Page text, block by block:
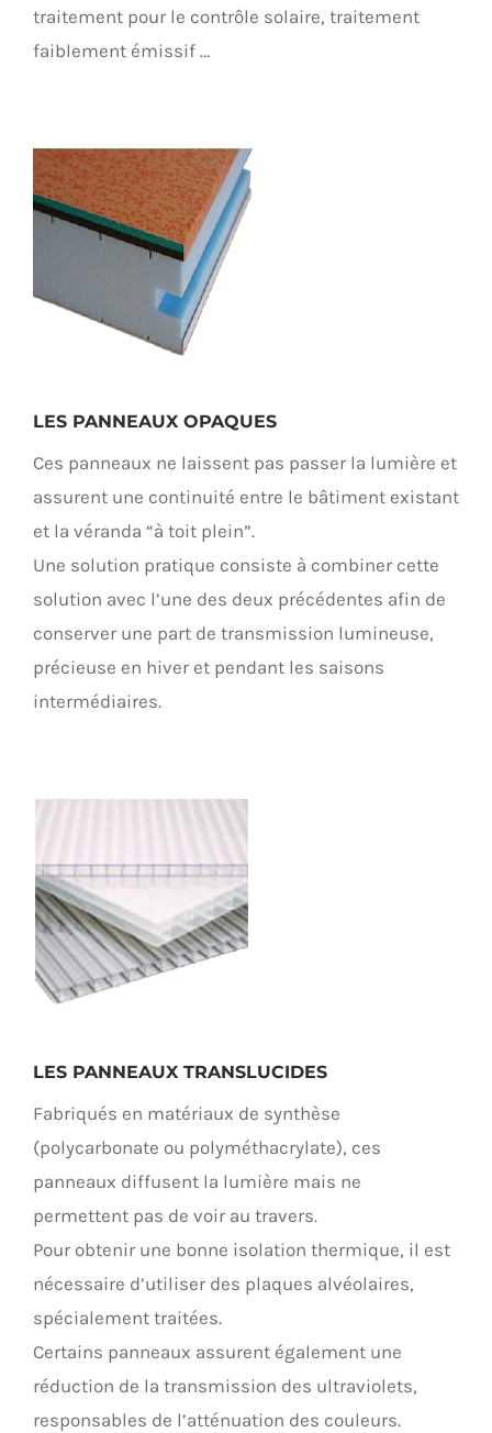
traitement pour le contrôle solaire, traitement
faiblement émissif …
LES PANNEAUX OPAQUES
Ces panneaux ne laissent pas passer la lumière et
assurent une continuité entre le bâtiment existant
et la véranda “à toit plein”.
Une solution pratique consiste à combiner cette
solution avec l’une des deux précédentes afin de
conserver une part de transmission lumineuse,
précieuse en hiver et pendant les saisons
intermédiaires.
LES PANNEAUX TRANSLUCIDES
Fabriqués en matériaux de synthèse
(polycarbonate ou polyméthacrylate), ces
panneaux diffusent la lumière mais ne
permettent pas de voir au travers.
Pour obtenir une bonne isolation thermique, il est
nécessaire d’utiliser des plaques alvéolaires,
spécialement traitées.
Certains panneaux assurent également une
réduction de la transmission des ultraviolets,
responsables de l’atténuation des couleurs.